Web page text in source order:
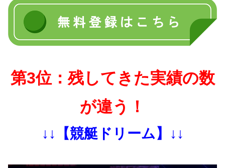
第3位：残してきた実績の数
が違う！
↓↓【競艇ドリーム】↓↓